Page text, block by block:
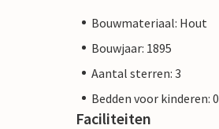
Bouwmateriaal: Hout
Bouwjaar: 1895
Aantal sterren: 3
Bedden voor kinderen: 0
Faciliteiten